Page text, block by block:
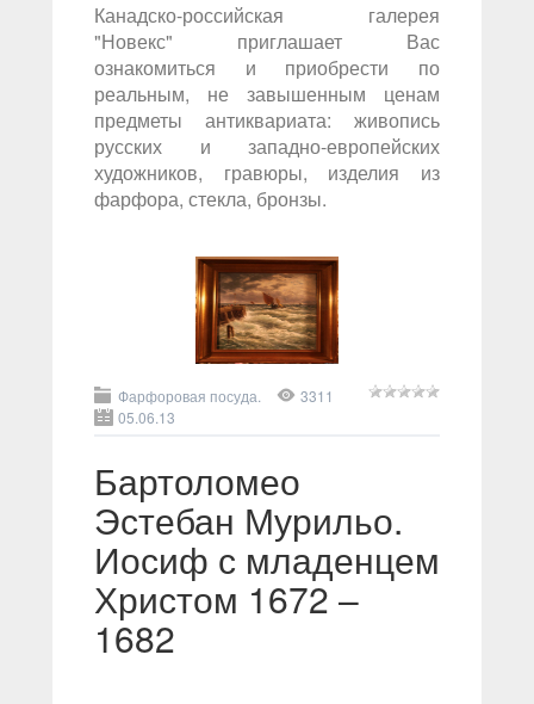
Канадско-российская галерея
"Новекс" приглашает Вас
ознакомиться и приобрести по
реальным, не завышенным ценам
предметы антиквариата: живопись
русских и западно-европейских
художников, гравюры, изделия из
фарфора, стекла, бронзы.
Фарфоровая посуда.
3311
05.06.13
Бартоломео
Эстебан Мурильо.
Иосиф с младенцем
Христом 1672 –
1682